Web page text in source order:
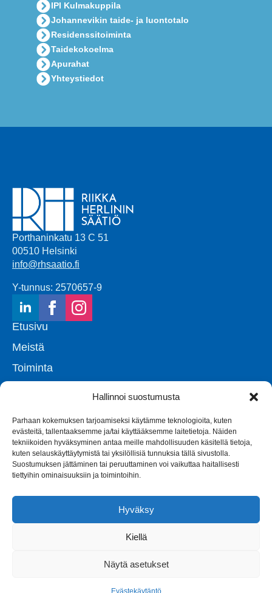
Hallinnoi suostumusta
Parhaan kokemuksen tarjoamiseksi käytämme teknologioita, kuten
evästeitä, tallentaaksemme ja/tai käyttääksemme laitetietoja. Näiden
tekniikoiden hyväksyminen antaa meille mahdollisuuden käsitellä tietoja,
kuten selauskäyttäytymistä tai yksilöllisiä tunnuksia tällä sivustolla.
Suostumuksen jättäminen tai peruuttaminen voi vaikuttaa haitallisesti
tiettyihin ominaisuuksiin ja toimintoihin.
Hyväksy
Kiellä
Näytä asetukset
Evästekäytäntö
IPI Kulmakuppila
Johannevikin taide- ja luontotalo
Residenssitoiminta
Taidekokoelma
Apurahat
Yhteystiedot
Porthaninkatu 13 C 51
00510 Helsinki
info@rhsaatio.fi
Y-tunnus: 2570657-9
Etusivu
Meistä
Toiminta